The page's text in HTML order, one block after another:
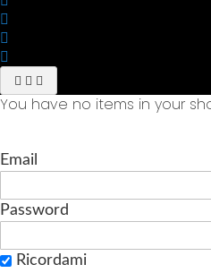
You have no items in your
Email
Password
Ricordami